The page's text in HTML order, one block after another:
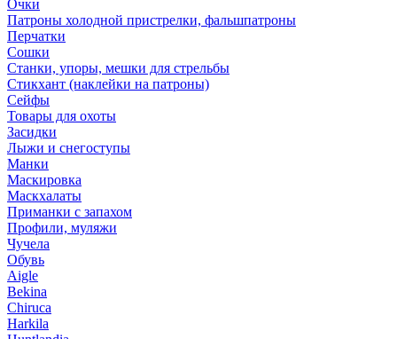
Очки
Патроны холодной пристрелки, фальшпатроны
Перчатки
Сошки
Станки, упоры, мешки для стрельбы
Стикхант (наклейки на патроны)
Сейфы
Товары для охоты
Засидки
Лыжи и снегоступы
Манки
Маскировка
Маскхалаты
Приманки с запахом
Профили, муляжи
Чучела
Обувь
Aigle
Bekina
Chiruсa
Harkila